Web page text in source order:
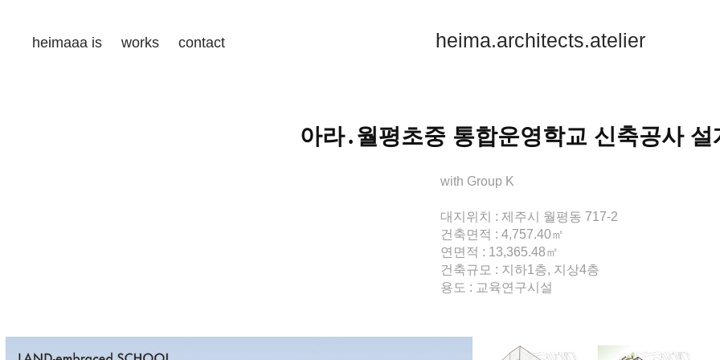
heimaaa is works contact heima.architects.atelier
아라․월평초중 통합운영학교 신축공사 설
with Group K
대지위치 : 제주시 월평동 717-2
건축면적 : 4,757.40㎡
연면적 : 13,365.48㎡
건축규모 : 지하1층, 지상4층
용도 : 교육연구시설